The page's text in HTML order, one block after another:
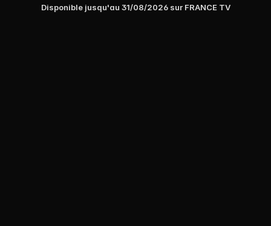
Disponible jusqu'au sur
31/08/2026 FRANCE TV